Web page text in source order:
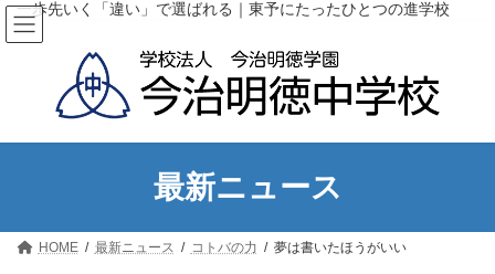
コ
ン
テ
キ
ナ
ビ
ゲ
に
一歩先いく「違い」で選ばれる｜東予にたったひとつの進学校
最新ニュース
HOME 最新ニュース コトバの力 夢は書いたほうがいい